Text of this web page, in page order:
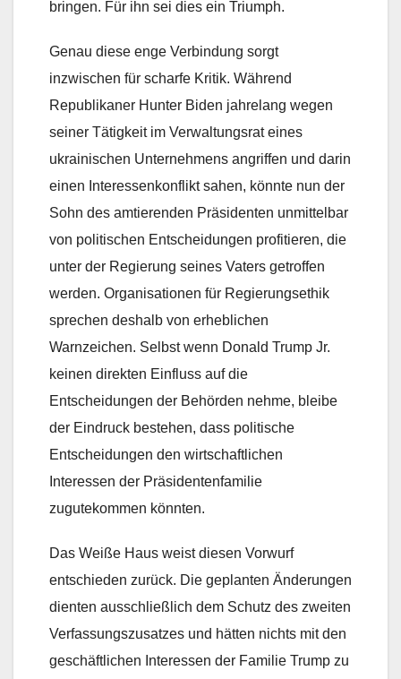
bringen. Für ihn sei dies ein Triumph.
Genau diese enge Verbindung sorgt
inzwischen für scharfe Kritik. Während
Republikaner Hunter Biden jahrelang wegen
seiner Tätigkeit im Verwaltungsrat eines
ukrainischen Unternehmens angriffen und darin
einen Interessenkonflikt sahen, könnte nun der
Sohn des amtierenden Präsidenten unmittelbar
von politischen Entscheidungen profitieren, die
unter der Regierung seines Vaters getroffen
werden. Organisationen für Regierungsethik
sprechen deshalb von erheblichen
Warnzeichen. Selbst wenn Donald Trump Jr.
keinen direkten Einfluss auf die
Entscheidungen der Behörden nehme, bleibe
der Eindruck bestehen, dass politische
Entscheidungen den wirtschaftlichen
Interessen der Präsidentenfamilie
zugutekommen könnten.
Das Weiße Haus weist diesen Vorwurf
entschieden zurück. Die geplanten Änderungen
dienten ausschließlich dem Schutz des zweiten
Verfassungszusatzes und hätten nichts mit den
geschäftlichen Interessen der Familie Trump zu